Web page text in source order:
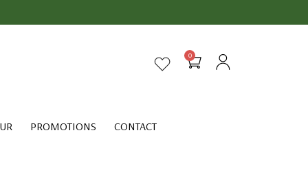
0
PROMOTIONS CONTACT